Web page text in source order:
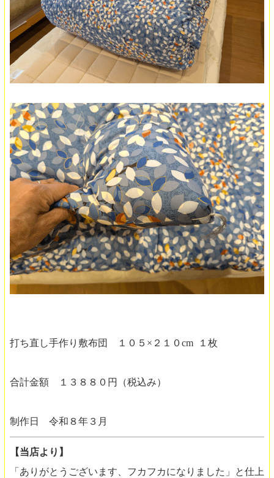
打ち直し手作り敷布団 １０５×２１０cm １枚
合計金額 １３８８０円（税込み）
制作日 令和８年３月
【当店より】
「ありがとうございます、フカフカになりました」と仕上